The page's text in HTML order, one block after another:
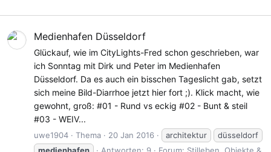
Medienhafen Düsseldorf
Glückauf, wie im CityLights-Fred schon geschrieben, war
ich Sonntag mit Dirk und Peter im Medienhafen
Düsseldorf. Da es auch ein bisschen Tageslicht gab, setzt
sich meine Bild-Diarrhoe jetzt hier fort ;). Klick macht, wie
gewohnt, groß: #01 - Rund vs eckig #02 - Bunt & steil
#03 - WEIV...
uwe1904 Thema 20 Jan 2016 architektur
düsseldorf
medienhafen
Antworten: 9 Forum: Stilleben, Objekte &